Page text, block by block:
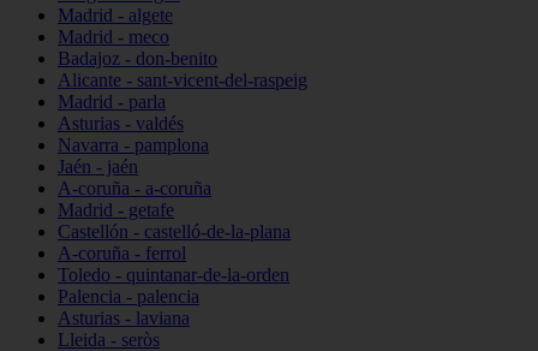
Madrid - algete
Madrid - meco
Badajoz - don-benito
Alicante - sant-vicent-del-raspeig
Madrid - parla
Asturias - valdés
Navarra - pamplona
Jaén - jaén
A-coruña - a-coruña
Madrid - getafe
Castellón - castelló-de-la-plana
A-coruña - ferrol
Toledo - quintanar-de-la-orden
Palencia - palencia
Asturias - laviana
Lleida - seròs